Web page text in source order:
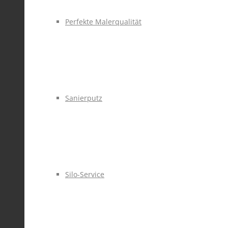
Perfekte Malerqualität
Sanierputz
Silo-Service